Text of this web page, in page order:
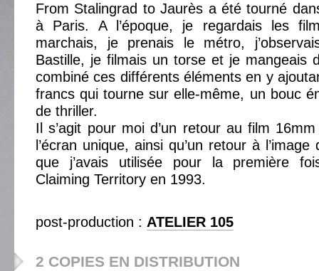
From Stalingrad to Jaurès a été tourné
à Paris. A l’époque, je regardais les
marchais, je prenais le métro,
Bastille, je filmais un torse et je mangeais
combiné ces différents éléments en y
francs qui tourne sur elle-même, un bouc
de thriller.
Il s’agit pour moi d’un retour au film
l’écran unique, ainsi qu’un retour à
que j’avais utilisée pour la première
Claiming Territory en 1993.
post-production : ATELIER 105
2 COPIES EN DISTRIBUTION